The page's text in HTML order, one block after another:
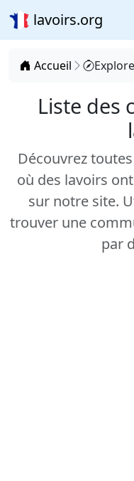
lavoirs.org
Accueil
Liste des
Découvrez
où des lavoirs
sur notre site.
trouver une
par